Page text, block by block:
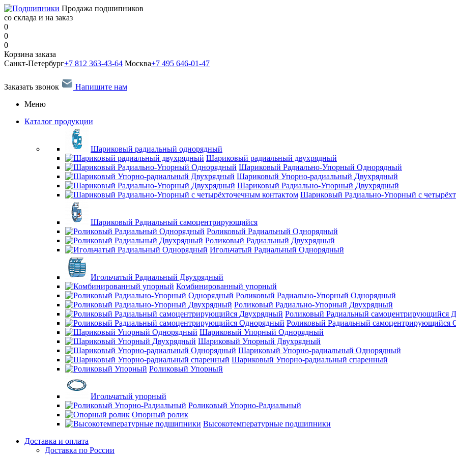
Продажа подшипников
со склада и на заказ
0
0
0
Корзина заказа
Санкт-Петербург+7 812 363-43-64 Москва+7 495 646-01-47
Заказать звонок
Напишите нам
Меню
Каталог продукции
Шариковый радиальный однорядный
Шариковый радиальный двухрядный
Шариковый Радиально-Упорный Однорядный
Шариковый Упорно-радиальный Двухрядный
Шариковый Радиально-Упорный Двухрядный
Шариковый Радиально-Упорный с
Шариковый Радиальный самоцентрирующийся
Роликовый Радиальный Однорядный
Роликовый Радиальный Двухрядный
Игольчатый Радиальный Однорядный
Игольчатый Радиальный Двухрядный
Комбинированный упорный
Роликовый Радиально-Упорный Однорядный
Роликовый Радиально-Упорный Двухрядный
Роликовый Радиальный самоцентрирующийся
Роликовый Радиальный самоцентрирующийся
Шариковый Упорный Однорядный
Шариковый Упорный Двухрядный
Шариковый Упорно-радиальный Однорядный
Шариковый Упорно-радиальный спаренный
Роликовый Упорный
Игольчатый упорный
Роликовый Упорно-Радиальный
Опорный ролик
Высокотемпературные подшипники
Доставка и оплата
Доставка по России